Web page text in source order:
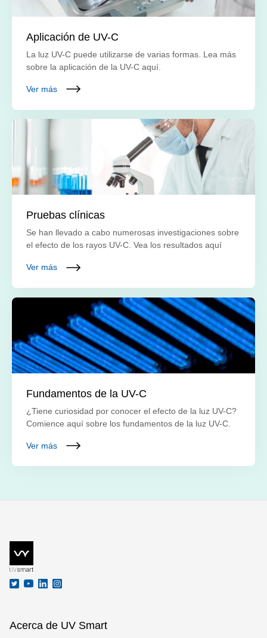
Aplicación de UV-C
La luz UV-C puede utilizarse de varias formas. Lea más
sobre la aplicación de la UV-C aquí.
Ver más
Pruebas clínicas
Se han llevado a cabo numerosas investigaciones sobre
el efecto de los rayos UV-C. Vea los resultados aquí
Ver más
Fundamentos de la UV-C
¿Tiene curiosidad por conocer el efecto de la luz UV-C?
Comience aquí sobre los fundamentos de la luz UV-C.
Ver más
Acerca de UV Smart